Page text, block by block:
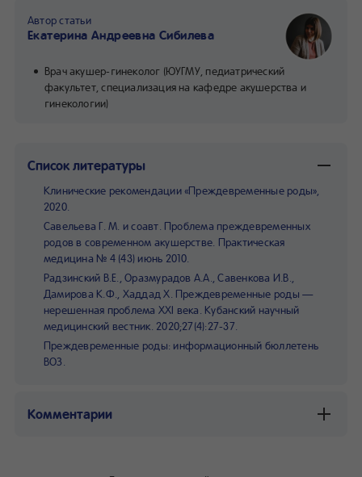
Автор статьи
Екатерина Андреевна Сибилева
Врач акушер-гинеколог (ЮУГМУ, педиатрический
факультет, специализация на кафедре акушерства и
гинекологии)
Список литературы
Клинические рекомендации «Преждевременные роды»,
2020.
Савельева Г. М. и соавт. Проблема преждевременных
родов в современном акушерстве. Практическая
медицина № 4 (43) июнь 2010.
Радзинский В.Е., Оразмурадов А.А., Савенкова И.В.,
Дамирова К.Ф., Хаддад Х. Преждевременные роды —
нерешенная проблема XXI века. Кубанский научный
медицинский вестник. 2020;27(4):27-37.
Преждевременные роды: информационный бюллетень
ВОЗ.
Комментарии